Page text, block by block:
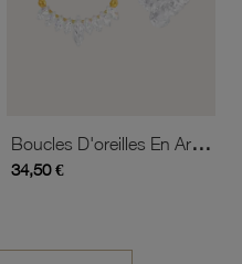
Boucles D'oreilles En Argent Doré Et Oxydes De Zirconium
34,50 €